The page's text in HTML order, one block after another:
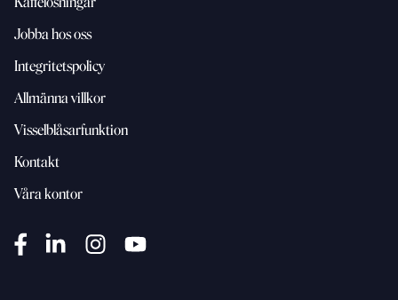
Jobba hos oss
Integritetspolicy
Allmänna villkor
Visselblåsarfunktion
Kontakt
Våra kontor